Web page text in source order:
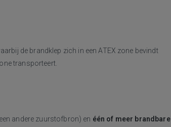
de brandklep zich in een ATEX zone bevindt
transporteert.
andere zuurstofbron) en één of meer brandbare